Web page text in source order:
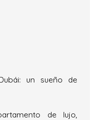
un sueño de
de lujo,